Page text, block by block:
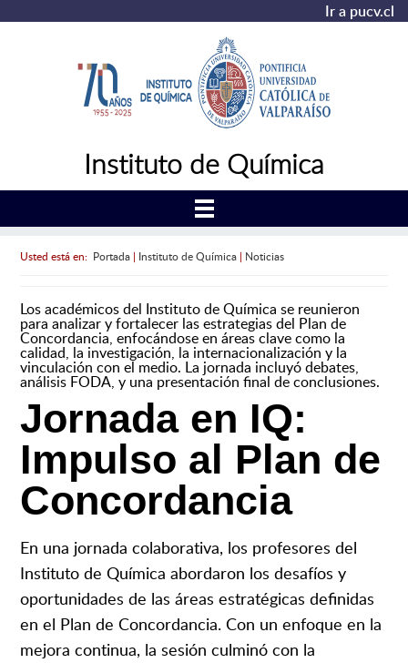
Ir a pucv.cl
Instituto de Química
Usted está en: Portada| Instituto de Química| Noticias
Los académicos del Instituto de Química se reunieron
para analizar y fortalecer las estrategias del Plan de
Concordancia, enfocándose en áreas clave como la
calidad, la investigación, la internacionalización y la
vinculación con el medio. La jornada incluyó debates,
análisis FODA, y una presentación final de conclusiones.
Jornada en IQ:
Impulso al Plan de
Concordancia
En una jornada colaborativa, los profesores del
Instituto de Química abordaron los desafíos y
oportunidades de las áreas estratégicas definidas
en el Plan de Concordancia. Con un enfoque en la
mejora continua, la sesión culminó con la